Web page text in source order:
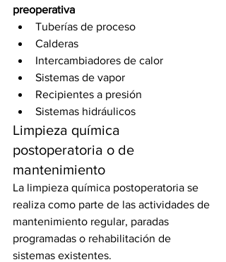
preoperativa
Tuberías de proceso
Calderas
Intercambiadores de calor
Sistemas de vapor
Recipientes a presión
Sistemas hidráulicos
Limpieza química
postoperatoria o de
mantenimiento
La limpieza química postoperatoria se
realiza como parte de las actividades de
mantenimiento regular, paradas
programadas o rehabilitación de
sistemas existentes.